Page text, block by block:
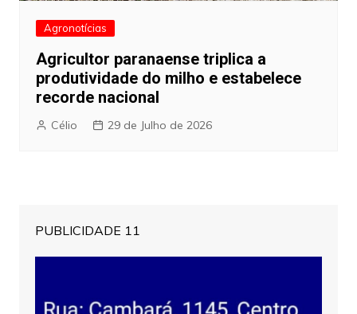
Agronotícias
Agricultor paranaense triplica a
produtividade do milho e estabelece
recorde nacional
Célio 29 de Julho de 2026
PUBLICIDADE 11